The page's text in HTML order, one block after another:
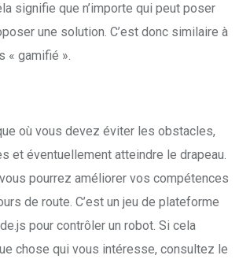
signifie que n’importe qui peut poser
une solution. C’est donc similaire à
« gamifié ».
où vous devez éviter les obstacles,
et éventuellement atteindre le drapeau.
pourrez améliorer vos compétences
de route. C’est un jeu de plateforme
pour contrôler un robot. Si cela
chose qui vous intéresse, consultez le